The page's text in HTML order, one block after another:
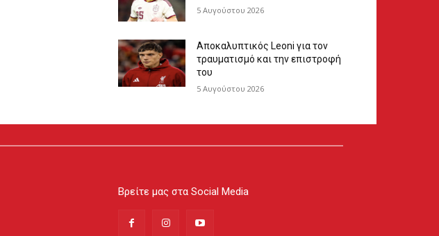
5 Αυγούστου 2026
Αποκαλυπτικός Leoni για τον
τραυματισμό και την επιστροφή
του
5 Αυγούστου 2026
Βρείτε μας στα Social Media